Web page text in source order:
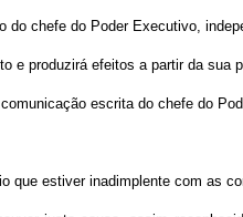
chefe do Poder Executivo,
e produzirá efeitos a partir da sua
escrita do chefe do
que estiver inadimplente com as